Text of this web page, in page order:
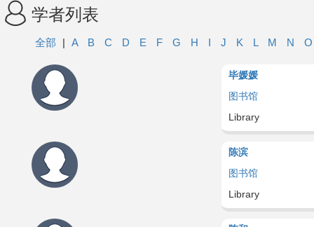
学者列表
全部 | A B C D E F G H I J K L M N
毕媛媛
图书馆
Library
陈滨
图书馆
Library